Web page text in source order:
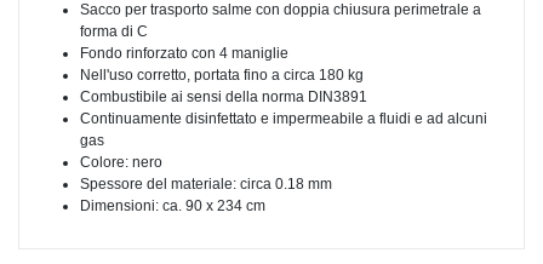
Sacco per trasporto salme con doppia chiusura perimetrale a
forma di C
Fondo rinforzato con 4 maniglie
Nell'uso corretto, portata fino a circa 180 kg
Combustibile ai sensi della norma DIN3891
Continuamente disinfettato e impermeabile a fluidi e ad alcuni
gas
Colore: nero
Spessore del materiale: circa 0.18 mm
Dimensioni: ca. 90 x 234 cm